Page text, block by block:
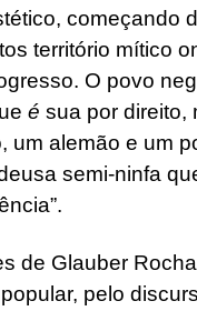
começando
território mítico
O povo
é sua por direito,
um alemão e um
semi-ninfa
de Glauber
pelo